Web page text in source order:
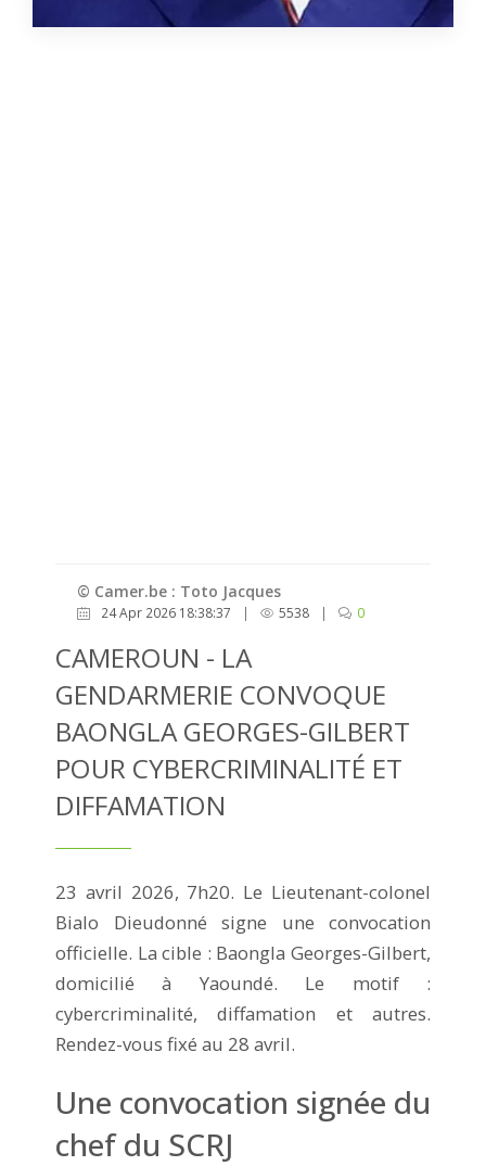
© Camer.be : Toto Jacques
24 Apr 2026 18:38:37 | 5538 | 0
CAMEROUN - LA
GENDARMERIE CONVOQUE
BAONGLA GEORGES-GILBERT
POUR CYBERCRIMINALITÉ ET
DIFFAMATION
23 avril 2026, 7h20. Le Lieutenant-colonel
Bialo Dieudonné signe une convocation
officielle. La cible : Baongla Georges-Gilbert,
domicilié à Yaoundé. Le motif :
cybercriminalité, diffamation et autres.
Rendez-vous fixé au 28 avril.
Une convocation signée du
chef du SCRJ